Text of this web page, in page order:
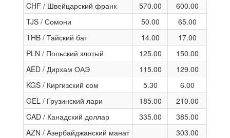
CHF / Швейцарский франк
570.00
600.00
TJS / Сомони
50.00
65.00
THB / Тайский бат
14.00
17.00
PLN / Польский злотый
125.00
150.00
AED / Дирхам ОАЭ
115.00
129.00
KGS / Киргизский сом
5.30
6.00
GEL / Грузинский лари
185.00
210.00
CAD / Канадский доллар
335.00
385.00
AZN / Азербайджанский манат
303.00